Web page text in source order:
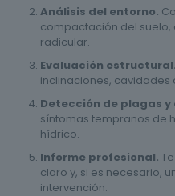
Análisis del entorno.
compactación del suelo,
radicular.
Evaluación estructural.
inclinaciones, cavidades
Detección de plagas
síntomas tempranos de
hídrico.
Informe profesional.
claro y, si es necesario,
intervención.